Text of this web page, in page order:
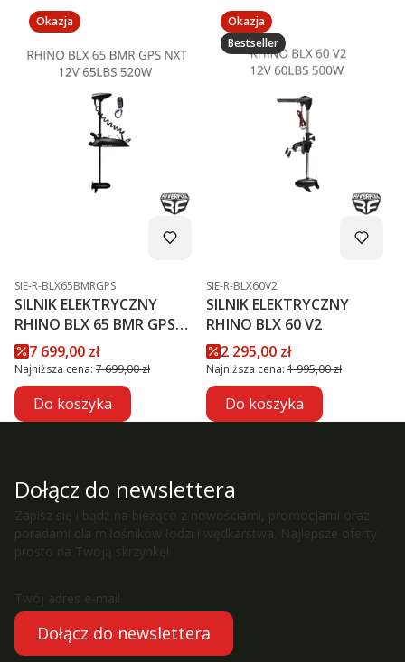
Okazja
Kod produktu
SIE-R-BLX65BMRGPS
SILNIK ELEKTRYCZNY
RHINO BLX 65 BMR GPS
NXTCena promocyjna
7 699,00 zł
Najniższa cena: 7 699,00 zł
Do koszyka
Okazja
Bestseller
Kod produktu
SIE-R-BLX60V2
SILNIK ELEKTRYCZNY
RHINO BLX 60 V2
Cena promocyjna
2 295,00 zł
Najniższa cena: 1 995,00 zł
Do koszyka
Dołącz do newslettera
Zapisz się i bądź na bieżąco z nowościami, promocjami oraz
poradami dla miłośników łodzi i wędkarstwa. Najlepsze oferty
prosto na Twoją skrzynkę!
Twój adres e-mail
Dołącz do newslettera